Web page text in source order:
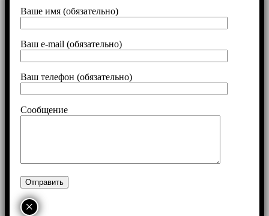
Ваше имя (обязательно)
Ваш e-mail (обязательно)
Ваш телефон (обязательно)
Сообщение
×